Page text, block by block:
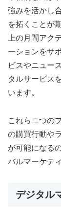
強みを活かし
を拓くことが
上の月間アク
ーションをサ
ビスやニュー
タルサービス
います。
これら二つの
の購買行動や
が可能になる
バルマーケテ
デジタル